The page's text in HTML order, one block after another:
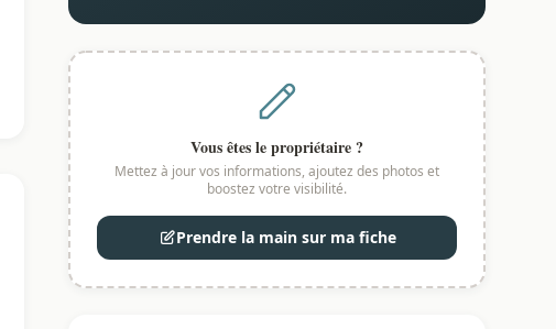
Vous êtes le propriétaire ?
Mettez à jour vos informations, ajoutez des photos et
boostez votre visibilité.
Prendre la main sur ma fiche